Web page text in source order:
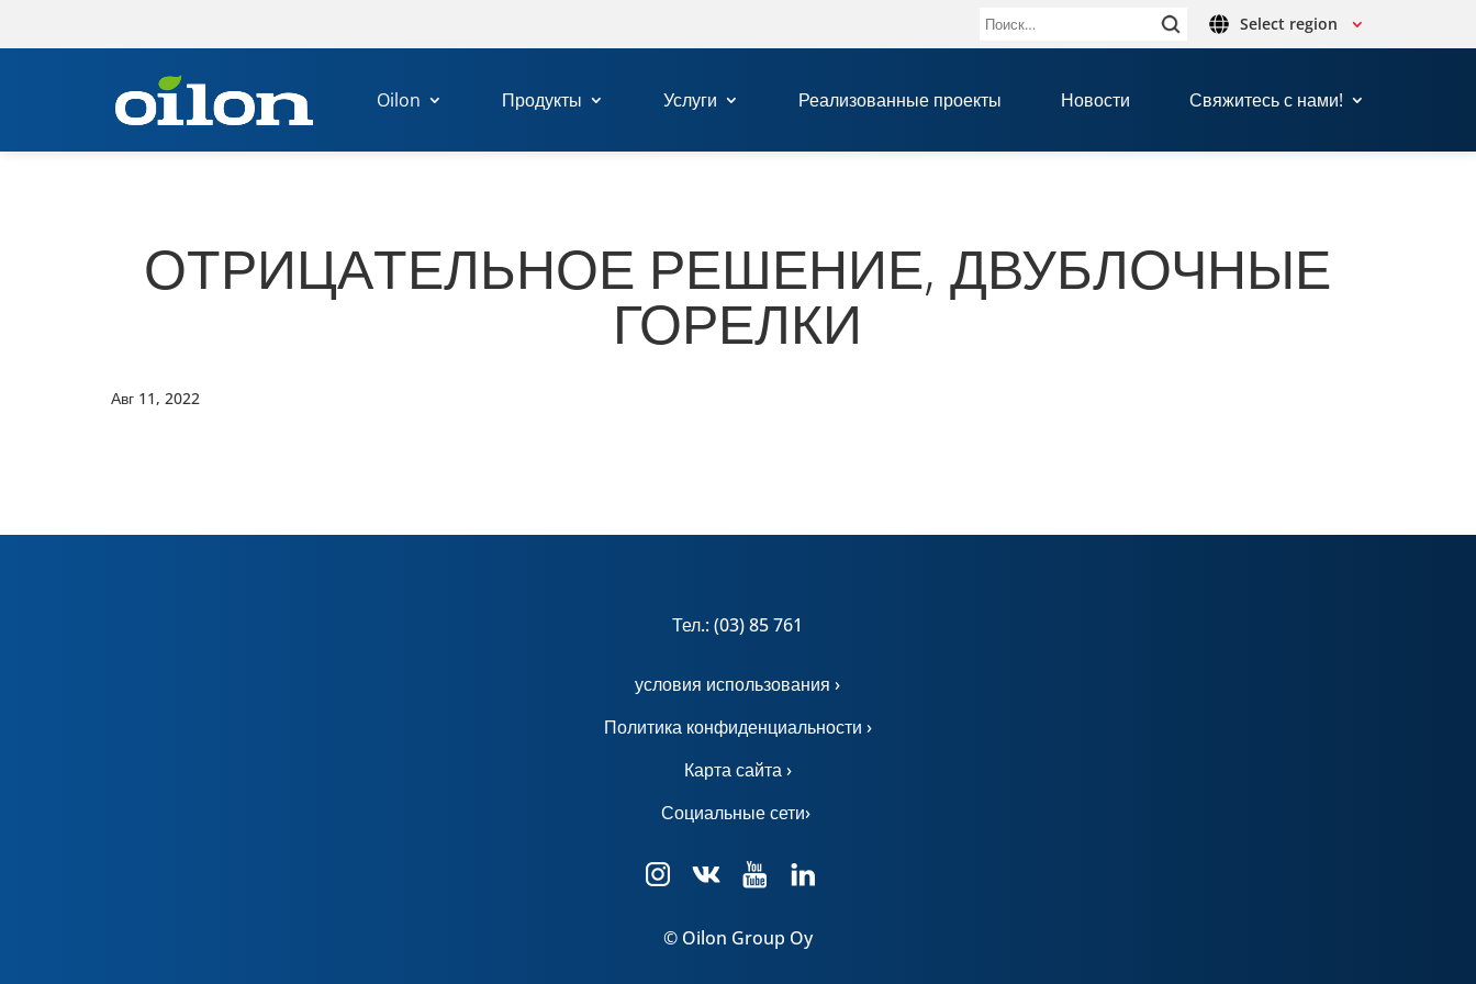
Найти: Select region
Oilon Продукты Услуги Реализованные проекты Новости Свяжитесь с нами!
ОТРИ­ЦА­ТЕЛЬ­НОЕ РЕШЕНИЕ, ДВУБ­ЛОЧ­НЫЕ
ГОРЕЛКИ
Авг 11, 2022
Тел.: (03) 85 761
условия использования ›
Политика конфиденциальности ›
Карта сайта ›
Социальные сети›
© Oilon Group Oy